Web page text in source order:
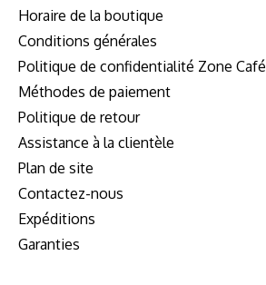
Horaire de la boutique
Conditions générales
Politique de confidentialité Zone Café
Méthodes de paiement
Politique de retour
Assistance à la clientèle
Plan de site
Contactez-nous
Expéditions
Garanties